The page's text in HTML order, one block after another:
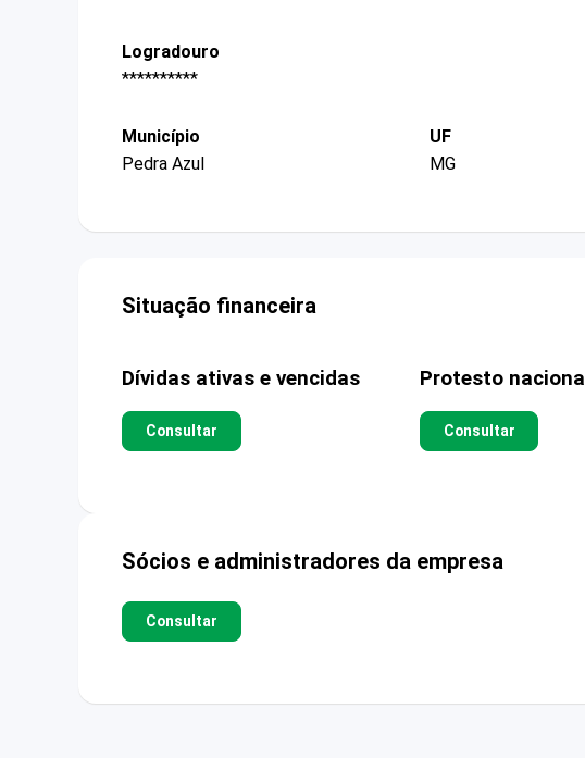
Logradouro
**********
Município
Pedra Azul
UF
MG
Situação financeira
Dívidas ativas e vencidas
Consultar
Protesto nacional
Consultar
Sócios e administradores da empresa
Consultar